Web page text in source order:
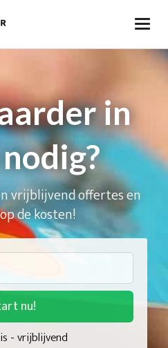
in
vrijblijvend offertes en
de kosten!
nu!
- vrijblijvend